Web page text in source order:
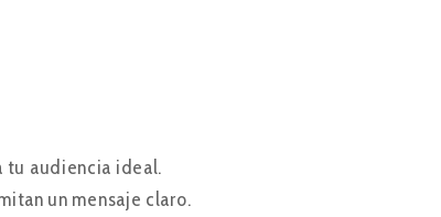
tu audiencia ideal.
un mensaje claro.